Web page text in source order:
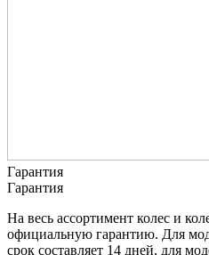
Гарантия
Гарантия
На весь ассортимент колес и
официальную гарантию. Для
срок составляет 14 дней, для